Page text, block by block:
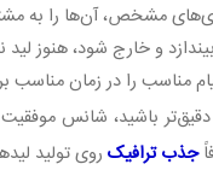
مشخص، آن‌ها را به
و خارج شود، هنوز لید
را در زمان مناسب
باشید، شانس
جذب ترافیک روی تولید